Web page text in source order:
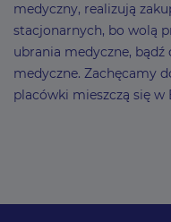
medyczny, realizują
stacjonarnych, bo wolą
ubrania medyczne,
medyczne. Zachęcamy
placówki mieszczą się w